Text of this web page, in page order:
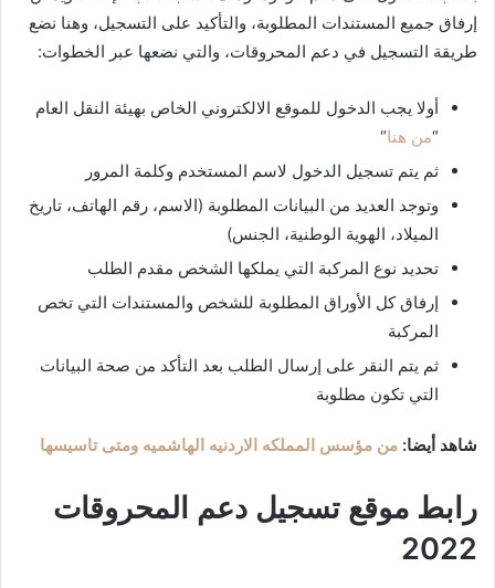
إرفاق جميع المستندات المطلوبة، والتأكيد على التسجيل، وهنا نضع
طريقة التسجيل في دعم المحروقات، والتي نضعها عبر الخطوات:
أولا يجب الدخول للموقع الالكتروني الخاص بهيئة النقل العام
“من هنا“
ثم يتم تسجيل الدخول لاسم المستخدم وكلمة المرور
وتوجد العديد من البيانات المطلوبة (الاسم، رقم الهاتف، تاريخ
الميلاد، الهوية الوطنية، الجنس)
تحديد نوع المركبة التي يملكها الشخص مقدم الطلب
إرفاق كل الأوراق المطلوبة للشخص والمستندات التي تخص
المركبة
ثم يتم النقر على إرسال الطلب بعد التأكد من صحة البيانات
التي تكون مطلوبة
شاهد أيضا: من مؤسس المملكه الاردنيه الهاشميه ومتى تاسيسها
رابط موقع تسجيل دعم المحروقات
2022